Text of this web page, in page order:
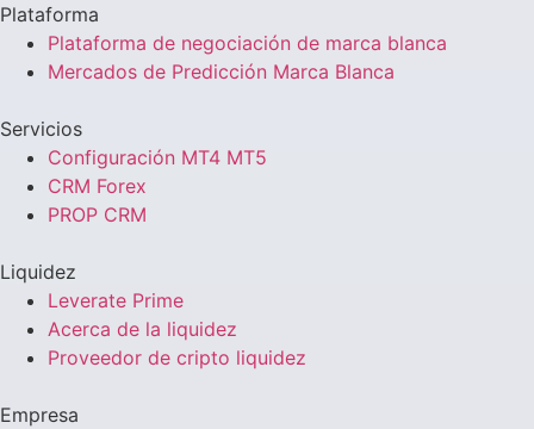
Plataforma
Plataforma de negociación de marca blanca
Mercados de Predicción Marca Blanca
Servicios
Configuración MT4 MT5
CRM Forex
PROP CRM
Liquidez
Leverate Prime
Acerca de la liquidez
Proveedor de cripto liquidez
Empresa